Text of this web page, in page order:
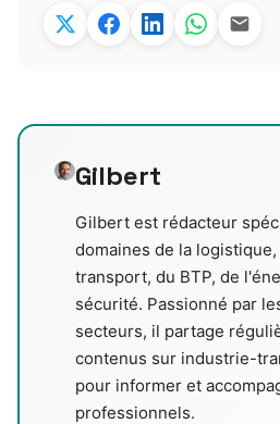
Gilbert
Gilbert est rédacteur
domaines de la
transport, du BTP, de
sécurité. Passionné par
secteurs, il partage
contenus sur industrie-
pour informer et
professionnels.